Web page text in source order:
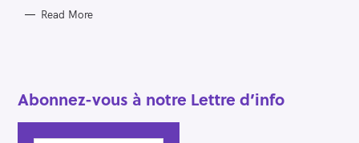
Read More
Abonnez-vous à notre Lettre d’info